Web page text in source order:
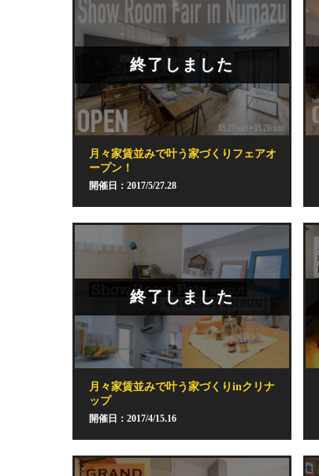
終了しました
月々家賃並みで叶う家づくりフェアオ
ープン！
開催日：2017/5/27.28
終了しました
月々家賃並みで叶う家づくりinクリナ
ップ
開催日：2017/4/15.16